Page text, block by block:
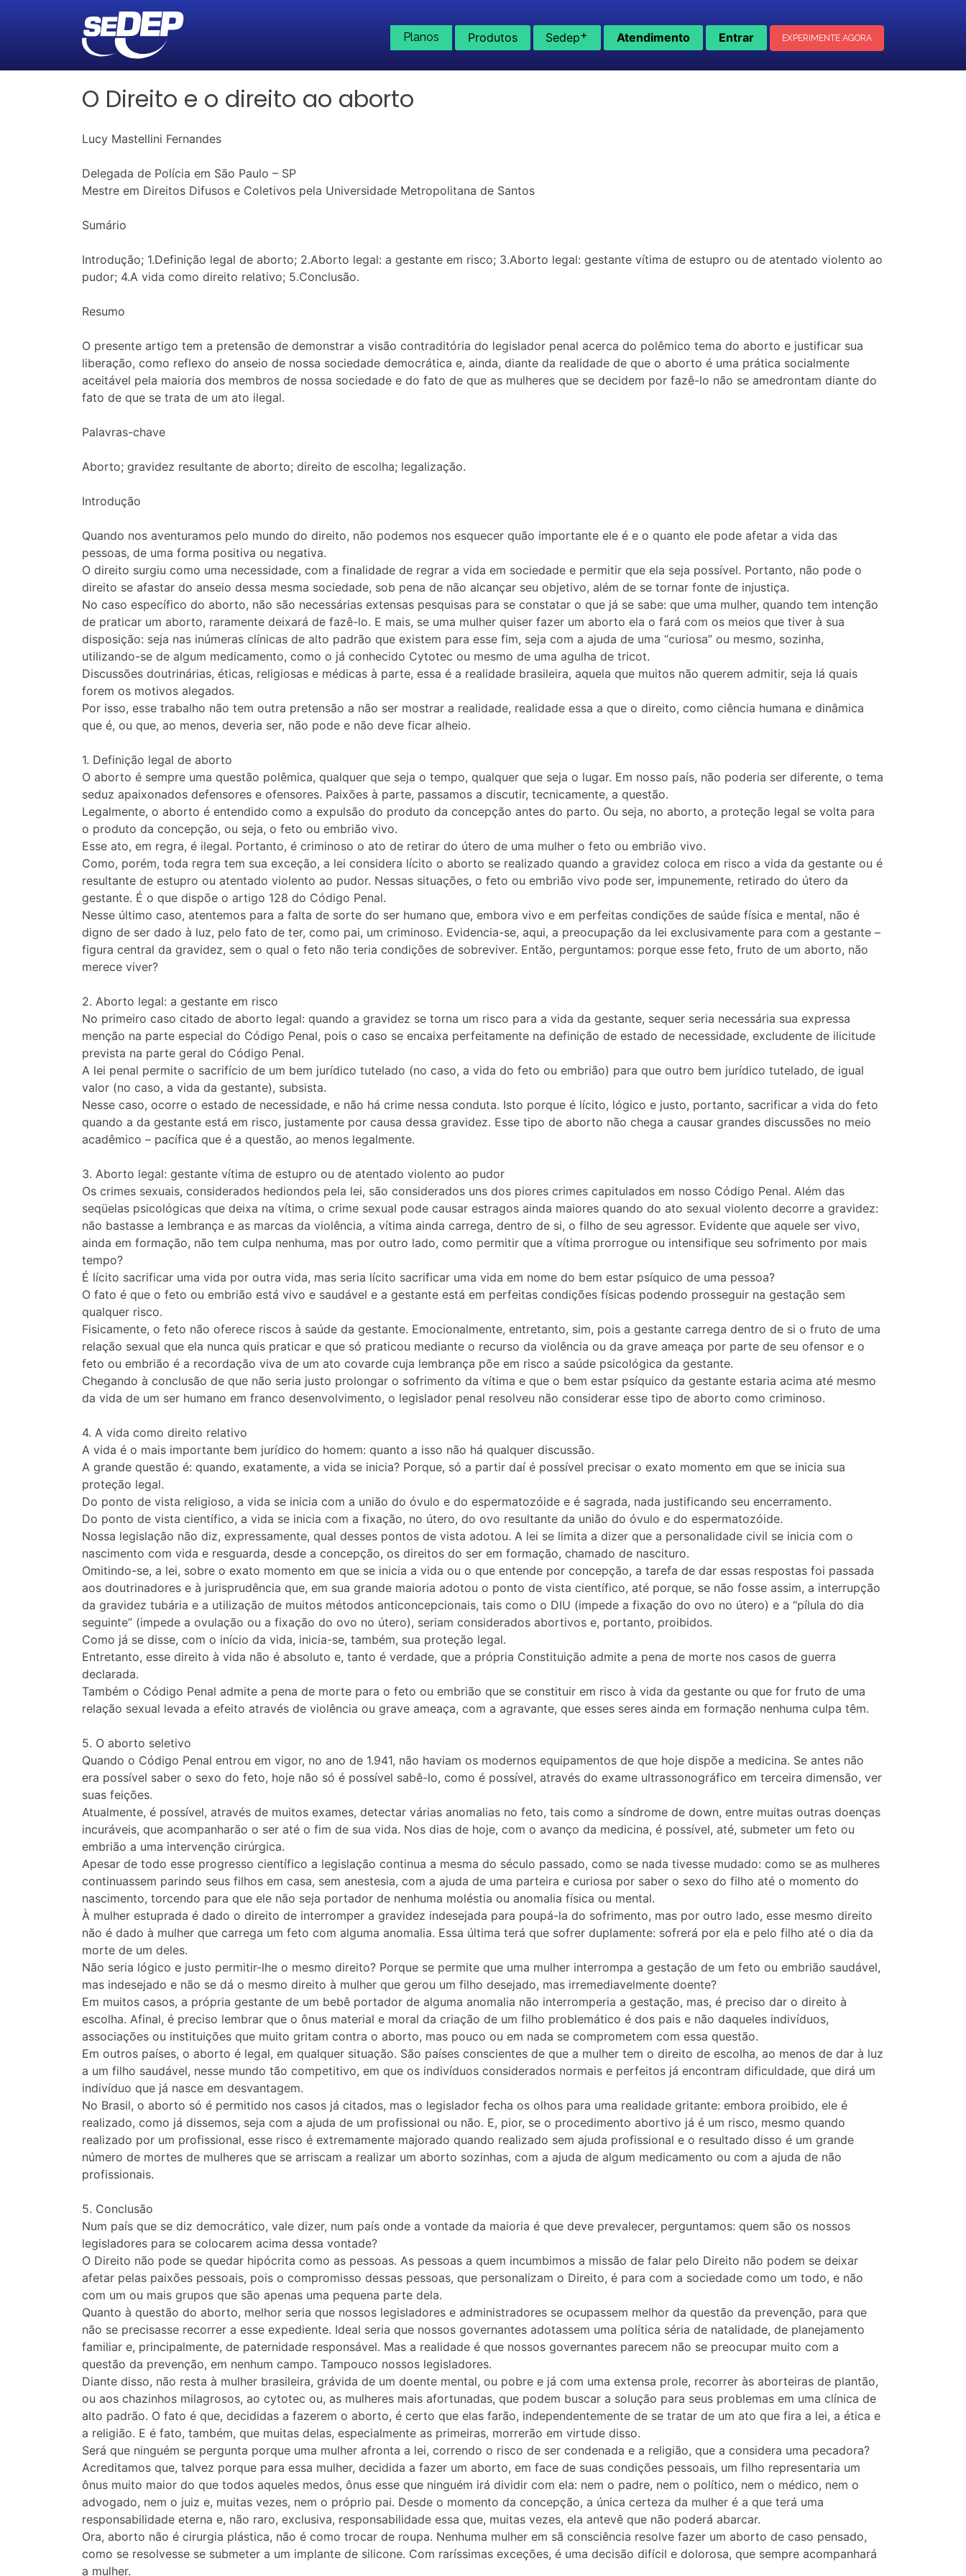
Planos Produtos Sedep+ Atendimento Entrar EXPERIMENTE AGORA
O Direito e o direito ao aborto
Lucy Mastellini Fernandes
Delegada de Polícia em São Paulo – SP
Mestre em Direitos Difusos e Coletivos pela Universidade Metropolitana de Santos
Sumário
Introdução; 1.Definição legal de aborto; 2.Aborto legal: a gestante em risco; 3.Aborto legal: gestante vítima de estupro ou de atentado violento ao
pudor; 4.A vida como direito relativo; 5.Conclusão.
Resumo
O presente artigo tem a pretensão de demonstrar a visão contraditória do legislador penal acerca do polêmico tema do aborto e justificar sua
liberação, como reflexo do anseio de nossa sociedade democrática e, ainda, diante da realidade de que o aborto é uma prática socialmente
aceitável pela maioria dos membros de nossa sociedade e do fato de que as mulheres que se decidem por fazê-lo não se amedrontam diante do
fato de que se trata de um ato ilegal.
Palavras-chave
Aborto; gravidez resultante de aborto; direito de escolha; legalização.
Introdução
Quando nos aventuramos pelo mundo do direito, não podemos nos esquecer quão importante ele é e o quanto ele pode afetar a vida das
pessoas, de uma forma positiva ou negativa.
O direito surgiu como uma necessidade, com a finalidade de regrar a vida em sociedade e permitir que ela seja possível. Portanto, não pode o
direito se afastar do anseio dessa mesma sociedade, sob pena de não alcançar seu objetivo, além de se tornar fonte de injustiça.
No caso específico do aborto, não são necessárias extensas pesquisas para se constatar o que já se sabe: que uma mulher, quando tem intenção
de praticar um aborto, raramente deixará de fazê-lo. E mais, se uma mulher quiser fazer um aborto ela o fará com os meios que tiver à sua
disposição: seja nas inúmeras clínicas de alto padrão que existem para esse fim, seja com a ajuda de uma “curiosa” ou mesmo, sozinha,
utilizando-se de algum medicamento, como o já conhecido Cytotec ou mesmo de uma agulha de tricot.
Discussões doutrinárias, éticas, religiosas e médicas à parte, essa é a realidade brasileira, aquela que muitos não querem admitir, seja lá quais
forem os motivos alegados.
Por isso, esse trabalho não tem outra pretensão a não ser mostrar a realidade, realidade essa a que o direito, como ciência humana e dinâmica
que é, ou que, ao menos, deveria ser, não pode e não deve ficar alheio.
1. Definição legal de aborto
O aborto é sempre uma questão polêmica, qualquer que seja o tempo, qualquer que seja o lugar. Em nosso país, não poderia ser diferente, o tema
seduz apaixonados defensores e ofensores. Paixões à parte, passamos a discutir, tecnicamente, a questão.
Legalmente, o aborto é entendido como a expulsão do produto da concepção antes do parto. Ou seja, no aborto, a proteção legal se volta para
o produto da concepção, ou seja, o feto ou embrião vivo.
Esse ato, em regra, é ilegal. Portanto, é criminoso o ato de retirar do útero de uma mulher o feto ou embrião vivo.
Como, porém, toda regra tem sua exceção, a lei considera lícito o aborto se realizado quando a gravidez coloca em risco a vida da gestante ou é
resultante de estupro ou atentado violento ao pudor. Nessas situações, o feto ou embrião vivo pode ser, impunemente, retirado do útero da
gestante. É o que dispõe o artigo 128 do Código Penal.
Nesse último caso, atentemos para a falta de sorte do ser humano que, embora vivo e em perfeitas condições de saúde física e mental, não é
digno de ser dado à luz, pelo fato de ter, como pai, um criminoso. Evidencia-se, aqui, a preocupação da lei exclusivamente para com a gestante –
figura central da gravidez, sem o qual o feto não teria condições de sobreviver. Então, perguntamos: porque esse feto, fruto de um aborto, não
merece viver?
2. Aborto legal: a gestante em risco
No primeiro caso citado de aborto legal: quando a gravidez se torna um risco para a vida da gestante, sequer seria necessária sua expressa
menção na parte especial do Código Penal, pois o caso se encaixa perfeitamente na definição de estado de necessidade, excludente de ilicitude
prevista na parte geral do Código Penal.
A lei penal permite o sacrifício de um bem jurídico tutelado (no caso, a vida do feto ou embrião) para que outro bem jurídico tutelado, de igual
valor (no caso, a vida da gestante), subsista.
Nesse caso, ocorre o estado de necessidade, e não há crime nessa conduta. Isto porque é lícito, lógico e justo, portanto, sacrificar a vida do feto
quando a da gestante está em risco, justamente por causa dessa gravidez. Esse tipo de aborto não chega a causar grandes discussões no meio
acadêmico – pacífica que é a questão, ao menos legalmente.
3. Aborto legal: gestante vítima de estupro ou de atentado violento ao pudor
Os crimes sexuais, considerados hediondos pela lei, são considerados uns dos piores crimes capitulados em nosso Código Penal. Além das
seqüelas psicológicas que deixa na vítima, o crime sexual pode causar estragos ainda maiores quando do ato sexual violento decorre a gravidez:
não bastasse a lembrança e as marcas da violência, a vítima ainda carrega, dentro de si, o filho de seu agressor. Evidente que aquele ser vivo,
ainda em formação, não tem culpa nenhuma, mas por outro lado, como permitir que a vítima prorrogue ou intensifique seu sofrimento por mais
tempo?
É lícito sacrificar uma vida por outra vida, mas seria lícito sacrificar uma vida em nome do bem estar psíquico de uma pessoa?
O fato é que o feto ou embrião está vivo e saudável e a gestante está em perfeitas condições físicas podendo prosseguir na gestação sem
qualquer risco.
Fisicamente, o feto não oferece riscos à saúde da gestante. Emocionalmente, entretanto, sim, pois a gestante carrega dentro de si o fruto de uma
relação sexual que ela nunca quis praticar e que só praticou mediante o recurso da violência ou da grave ameaça por parte de seu ofensor e o
feto ou embrião é a recordação viva de um ato covarde cuja lembrança põe em risco a saúde psicológica da gestante.
Chegando à conclusão de que não seria justo prolongar o sofrimento da vítima e que o bem estar psíquico da gestante estaria acima até mesmo
da vida de um ser humano em franco desenvolvimento, o legislador penal resolveu não considerar esse tipo de aborto como criminoso.
4. A vida como direito relativo
A vida é o mais importante bem jurídico do homem: quanto a isso não há qualquer discussão.
A grande questão é: quando, exatamente, a vida se inicia? Porque, só a partir daí é possível precisar o exato momento em que se inicia sua
proteção legal.
Do ponto de vista religioso, a vida se inicia com a união do óvulo e do espermatozóide e é sagrada, nada justificando seu encerramento.
Do ponto de vista científico, a vida se inicia com a fixação, no útero, do ovo resultante da união do óvulo e do espermatozóide.
Nossa legislação não diz, expressamente, qual desses pontos de vista adotou. A lei se limita a dizer que a personalidade civil se inicia com o
nascimento com vida e resguarda, desde a concepção, os direitos do ser em formação, chamado de nascituro.
Omitindo-se, a lei, sobre o exato momento em que se inicia a vida ou o que entende por concepção, a tarefa de dar essas respostas foi passada
aos doutrinadores e à jurisprudência que, em sua grande maioria adotou o ponto de vista científico, até porque, se não fosse assim, a interrupção
da gravidez tubária e a utilização de muitos métodos anticoncepcionais, tais como o DIU (impede a fixação do ovo no útero) e a “pílula do dia
seguinte” (impede a ovulação ou a fixação do ovo no útero), seriam considerados abortivos e, portanto, proibidos.
Como já se disse, com o início da vida, inicia-se, também, sua proteção legal.
Entretanto, esse direito à vida não é absoluto e, tanto é verdade, que a própria Constituição admite a pena de morte nos casos de guerra
declarada.
Também o Código Penal admite a pena de morte para o feto ou embrião que se constituir em risco à vida da gestante ou que for fruto de uma
relação sexual levada a efeito através de violência ou grave ameaça, com a agravante, que esses seres ainda em formação nenhuma culpa têm.
5. O aborto seletivo
Quando o Código Penal entrou em vigor, no ano de 1.941, não haviam os modernos equipamentos de que hoje dispõe a medicina. Se antes não
era possível saber o sexo do feto, hoje não só é possível sabê-lo, como é possível, através do exame ultrassonográfico em terceira dimensão, ver
suas feições.
Atualmente, é possível, através de muitos exames, detectar várias anomalias no feto, tais como a síndrome de down, entre muitas outras doenças
incuráveis, que acompanharão o ser até o fim de sua vida. Nos dias de hoje, com o avanço da medicina, é possível, até, submeter um feto ou
embrião a uma intervenção cirúrgica.
Apesar de todo esse progresso científico a legislação continua a mesma do século passado, como se nada tivesse mudado: como se as mulheres
continuassem parindo seus filhos em casa, sem anestesia, com a ajuda de uma parteira e curiosa por saber o sexo do filho até o momento do
nascimento, torcendo para que ele não seja portador de nenhuma moléstia ou anomalia física ou mental.
À mulher estuprada é dado o direito de interromper a gravidez indesejada para poupá-la do sofrimento, mas por outro lado, esse mesmo direito
não é dado à mulher que carrega um feto com alguma anomalia. Essa última terá que sofrer duplamente: sofrerá por ela e pelo filho até o dia da
morte de um deles.
Não seria lógico e justo permitir-lhe o mesmo direito? Porque se permite que uma mulher interrompa a gestação de um feto ou embrião saudável,
mas indesejado e não se dá o mesmo direito à mulher que gerou um filho desejado, mas irremediavelmente doente?
Em muitos casos, a própria gestante de um bebê portador de alguma anomalia não interromperia a gestação, mas, é preciso dar o direito à
escolha. Afinal, é preciso lembrar que o ônus material e moral da criação de um filho problemático é dos pais e não daqueles indivíduos,
associações ou instituições que muito gritam contra o aborto, mas pouco ou em nada se comprometem com essa questão.
Em outros países, o aborto é legal, em qualquer situação. São países conscientes de que a mulher tem o direito de escolha, ao menos de dar à luz
a um filho saudável, nesse mundo tão competitivo, em que os indivíduos considerados normais e perfeitos já encontram dificuldade, que dirá um
indivíduo que já nasce em desvantagem.
No Brasil, o aborto só é permitido nos casos já citados, mas o legislador fecha os olhos para uma realidade gritante: embora proibido, ele é
realizado, como já dissemos, seja com a ajuda de um profissional ou não. E, pior, se o procedimento abortivo já é um risco, mesmo quando
realizado por um profissional, esse risco é extremamente majorado quando realizado sem ajuda profissional e o resultado disso é um grande
número de mortes de mulheres que se arriscam a realizar um aborto sozinhas, com a ajuda de algum medicamento ou com a ajuda de não
profissionais.
5. Conclusão
Num país que se diz democrático, vale dizer, num país onde a vontade da maioria é que deve prevalecer, perguntamos: quem são os nossos
legisladores para se colocarem acima dessa vontade?
O Direito não pode se quedar hipócrita como as pessoas. As pessoas a quem incumbimos a missão de falar pelo Direito não podem se deixar
afetar pelas paixões pessoais, pois o compromisso dessas pessoas, que personalizam o Direito, é para com a sociedade como um todo, e não
com um ou mais grupos que são apenas uma pequena parte dela.
Quanto à questão do aborto, melhor seria que nossos legisladores e administradores se ocupassem melhor da questão da prevenção, para que
não se precisasse recorrer a esse expediente. Ideal seria que nossos governantes adotassem uma política séria de natalidade, de planejamento
familiar e, principalmente, de paternidade responsável. Mas a realidade é que nossos governantes parecem não se preocupar muito com a
questão da prevenção, em nenhum campo. Tampouco nossos legisladores.
Diante disso, não resta à mulher brasileira, grávida de um doente mental, ou pobre e já com uma extensa prole, recorrer às aborteiras de plantão,
ou aos chazinhos milagrosos, ao cytotec ou, as mulheres mais afortunadas, que podem buscar a solução para seus problemas em uma clínica de
alto padrão. O fato é que, decididas a fazerem o aborto, é certo que elas farão, independentemente de se tratar de um ato que fira a lei, a ética e
a religião. E é fato, também, que muitas delas, especialmente as primeiras, morrerão em virtude disso.
Será que ninguém se pergunta porque uma mulher afronta a lei, correndo o risco de ser condenada e a religião, que a considera uma pecadora?
Acreditamos que, talvez porque para essa mulher, decidida a fazer um aborto, em face de suas condições pessoais, um filho representaria um
ônus muito maior do que todos aqueles medos, ônus esse que ninguém irá dividir com ela: nem o padre, nem o político, nem o médico, nem o
advogado, nem o juiz e, muitas vezes, nem o próprio pai. Desde o momento da concepção, a única certeza da mulher é a que terá uma
responsabilidade eterna e, não raro, exclusiva, responsabilidade essa que, muitas vezes, ela antevê que não poderá abarcar.
Ora, aborto não é cirurgia plástica, não é como trocar de roupa. Nenhuma mulher em sã consciência resolve fazer um aborto de caso pensado,
como se resolvesse se submeter a um implante de silicone. Com raríssimas exceções, é uma decisão difícil e dolorosa, que sempre acompanhará
a mulher.